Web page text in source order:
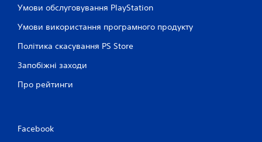
Умови обслуговування PlayStation
Умови використання програмного продукту
Політика скасування PS Store
Запобіжні заходи
Про рейтинги
Facebook